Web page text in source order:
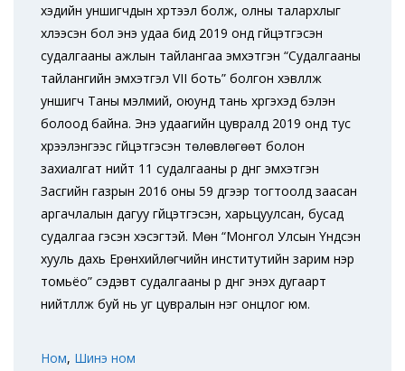
хэдийн уншигчдын хүртээл болж, олны талархлыг
хүлээсэн бол энэ удаа бид 2019 онд гүйцэтгэсэн
судалгааны ажлын тайлангаа эмхэтгэн “Судалгааны
тайлангийн эмхэтгэл VII боть” болгон хэвлүүлж
уншигч Таны мэлмий, оюунд тань хүргэхэд бэлэн
болоод байна. Энэ удаагийн цувралд 2019 онд тус
хүрээлэнгээс гүйцэтгэсэн төлөвлөгөөт болон
захиалгат нийт 11 судалгааны үр дүнг эмхэтгэн
Засгийн газрын 2016 оны 59 дүгээр тогтоолд заасан
аргачлалын дагуу гүйцэтгэсэн, харьцуулсан, бусад
судалгаа гэсэн хэсэгтэй. Мөн “Монгол Улсын Үндсэн
хууль дахь Ерөнхийлөгчийн институтийн зарим нэр
томьёо” сэдэвт судалгааны үр дүнг энэхүү дугаарт
нийтлүүлж буй нь уг цувралын нэг онцлог юм.
Ном, Шинэ ном